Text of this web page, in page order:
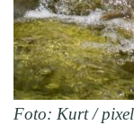
Foto: Kurt /